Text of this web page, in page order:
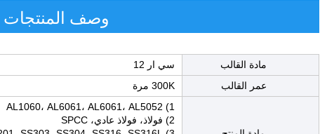
وصف المنتجات
مادة القالب
سي ار 12
عمر القالب
300K مرة
1) AL1060، AL6061، AL6061، AL5052
2) فولاذ، فولاذ عادي، SPCC